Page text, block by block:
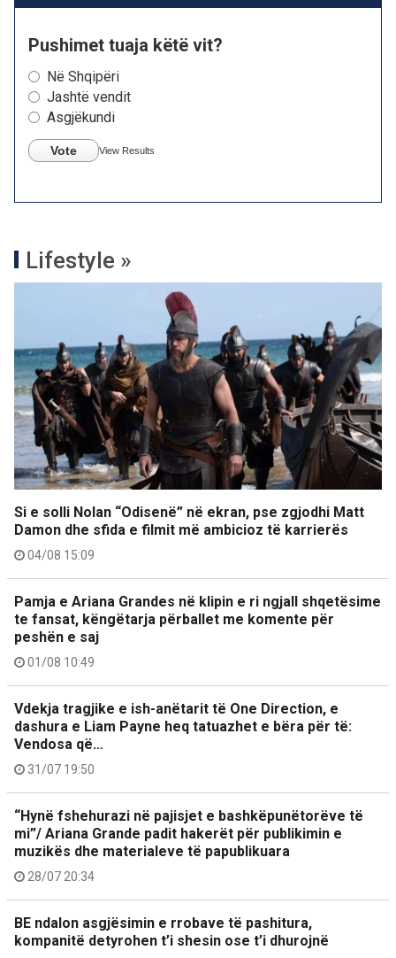
Pushimet tuaja këtë vit?
Në Shqipëri
Jashtë vendit
Asgjëkundi
Vote View Results
Lifestyle »
Si e solli Nolan “Odisenë” në ekran, pse zgjodhi Matt
Damon dhe sfida e filmit më ambicioz të karrierës
04/08 15:09
Pamja e Ariana Grandes në klipin e ri ngjall shqetësime
te fansat, këngëtarja përballet me komente për
peshën e saj
01/08 10:49
Vdekja tragjike e ish-anëtarit të One Direction, e
dashura e Liam Payne heq tatuazhet e bëra për të:
Vendosa që…
31/07 19:50
“Hynë fshehurazi në pajisjet e bashkëpunëtorëve të
mi”/ Ariana Grande padit hakerët për publikimin e
muzikës dhe materialeve të papublikuara
28/07 20:34
BE ndalon asgjësimin e rrobave të pashitura,
kompanitë detyrohen t’i shesin ose t’i dhurojnë